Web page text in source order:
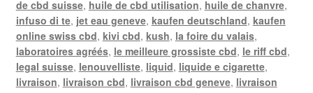
de cbd suisse, huile de cbd utilisation, huile de chanvre,
infuso di te, jet eau geneve, kaufen deutschland, kaufen
online swiss cbd, kivi cbd, kush, la foire du valais,
laboratoires agréés, le meilleure grossiste cbd, le riff cbd,
legal suisse, lenouvelliste, liquid, liquide e cigarette,
livraison, livraison cbd, livraison cbd geneve, livraison